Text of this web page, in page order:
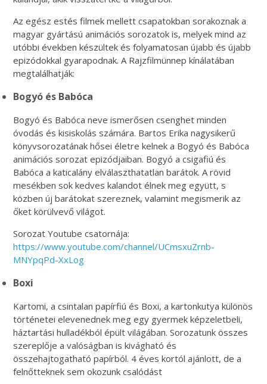
Az egész estés filmek mellett csapatokban sorakoznak a
magyar gyártású animációs sorozatok is, melyek mind az
utóbbi években készültek és folyamatosan újabb és újabb
epizódokkal gyarapodnak. A Rajzfilmünnep kínálatában
megtalálhatják:
Bogyó és Babóca
Bogyó és Babóca neve ismerősen csenghet minden
óvodás és kisiskolás számára. Bartos Erika nagysikerű
könyvsorozatának hősei életre kelnek a Bogyó és Babóca
animációs sorozat epizódjaiban. Bogyó a csigafiú és
Babóca a katicalány elválaszthatatlan barátok. A rövid
mesékben sok kedves kalandot élnek meg együtt, s
közben új barátokat szereznek, valamint megismerik az
őket körülvevő világot.
Sorozat Youtube csatornája:
https://www.youtube.com/channel/UCmsxuZrnb-
MNYpqPd-XxLog
Boxi
Kartomi, a csintalan papírfiú és Boxi, a kartonkutya különös
történetei elevenednek meg egy gyermek képzeletbeli,
háztartási hulladékból épült világában. Sorozatunk összes
szereplője a valóságban is kivágható és
összehajtogatható papírból. 4 éves kortól ajánlott, de a
felnőtteknek sem okozunk csalódást